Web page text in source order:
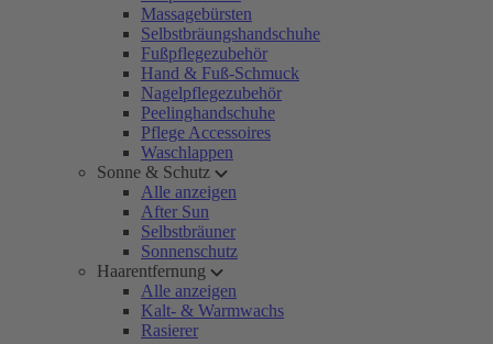
Massagebürsten
Selbstbräungshandschuhe
Fußpflegezubehör
Hand & Fuß-Schmuck
Nagelpflegezubehör
Peelinghandschuhe
Pflege Accessoires
Waschlappen
Sonne & Schutz
Alle anzeigen
After Sun
Selbstbräuner
Sonnenschutz
Haarentfernung
Alle anzeigen
Kalt- & Warmwachs
Rasierer